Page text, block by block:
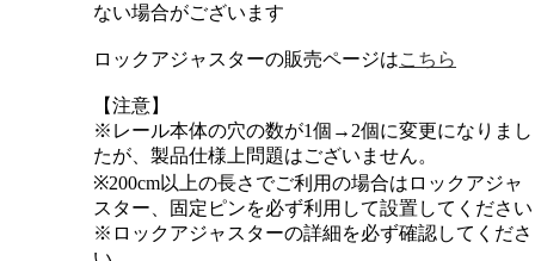
ない場合がございます
ロックアジャスターの販売ページはこちら
【注意】
※レール本体の穴の数が1個→2個に変更になりまし
たが、製品仕様上問題はございません。
※200cm以上の長さでご利用の場合はロックアジャ
スター、固定ピンを必ず利用して設置してください
※ロックアジャスターの詳細を必ず確認してくださ